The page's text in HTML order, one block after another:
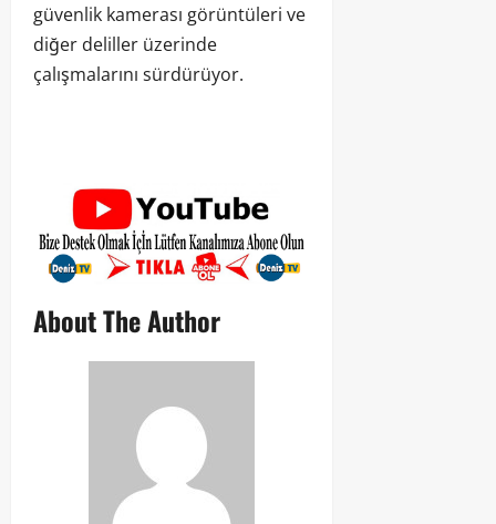
güvenlik kamerası görüntüleri ve
diğer deliller üzerinde
çalışmalarını sürdürüyor.
About The Author